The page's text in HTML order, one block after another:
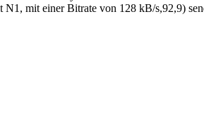
mit einer Bitrate von 128 kB/s,92,9)